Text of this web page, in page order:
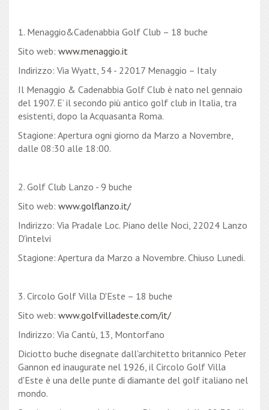
1. Menaggio&Cadenabbia Golf Club – 18 buche
Sito web: www.menaggio.it
Indirizzo: Via Wyatt, 54 - 22017 Menaggio – Italy
Il Menaggio & Cadenabbia Golf Club è nato nel gennaio
del 1907. E’ il secondo più antico golf club in Italia, tra
esistenti, dopo la Acquasanta Roma.
Stagione: Apertura ogni giorno da Marzo a Novembre,
dalle 08:30 alle 18:00.
2. Golf Club Lanzo - 9 buche
Sito web: www.golflanzo.it/
Indirizzo: Via Pradale Loc. Piano delle Noci, 22024 Lanzo
D'intelvi
Stagione: Apertura da Marzo a Novembre. Chiuso Lunedi.
3. Circolo Golf Villa D'Este – 18 buche
Sito web: www.golfvilladeste.com/it/
Indirizzo: Via Cantù, 13, Montorfano
Diciotto buche disegnate dall'architetto britannico Peter
Gannon ed inaugurate nel 1926, il Circolo Golf Villa
d'Este è una delle punte di diamante del golf italiano nel
mondo.